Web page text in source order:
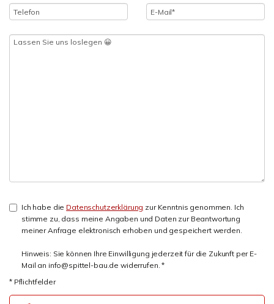
Ich habe die Datenschutzerklärung zur Kenntnis genommen. Ich
stimme zu, dass meine Angaben und Daten zur Beantwortung
meiner Anfrage elektronisch erhoben und gespeichert werden.
Hinweis: Sie können Ihre Einwilligung jederzeit für die Zukunft per E-
Mail an info@spittel-bau.de widerrufen. *
* Pflichtfelder